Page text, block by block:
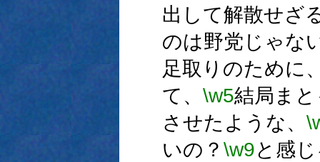
出して解散せざ
のは野党じゃな
足取りのために
て、 \w5結局ま
させたような、
いの？ \w9と感